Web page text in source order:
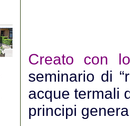
Creato con
seminario di
acque termali
principi